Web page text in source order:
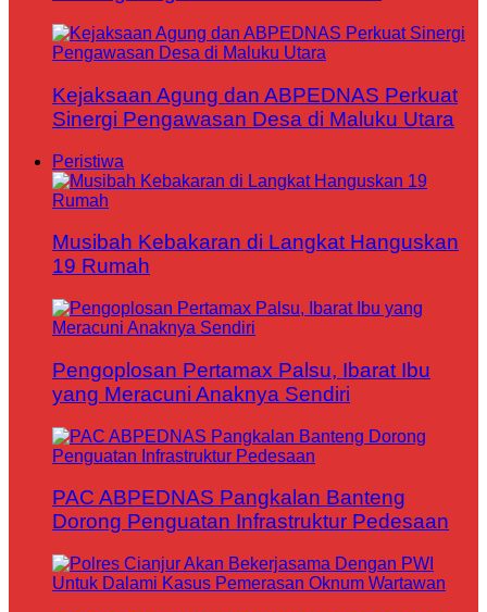
Kejaksaan Agung dan ABPEDNAS Perkuat
Sinergi Pengawasan Desa di Maluku Utara
Peristiwa
Musibah Kebakaran di Langkat Hanguskan
19 Rumah
Pengoplosan Pertamax Palsu, Ibarat Ibu
yang Meracuni Anaknya Sendiri
PAC ABPEDNAS Pangkalan Banteng
Dorong Penguatan Infrastruktur Pedesaan